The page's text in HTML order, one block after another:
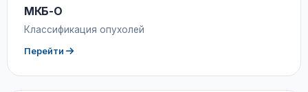
МКБ-О
Классификация опухолей
Перейти